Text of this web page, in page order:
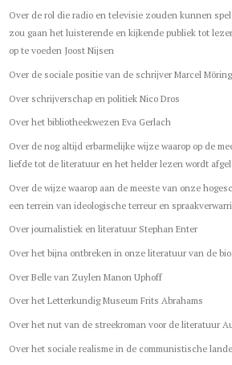
Over de rol die radio en televisie zouden kunnen
zou gaan het luisterende en kijkende publiek tot
op te voeden Joost Nijsen
Over de sociale positie van de schrijver Marcel Möring
Over schrijverschap en politiek Nico Dros
Over het bibliotheekwezen Eva Gerlach
Over de nog altijd erbarmelijke wijze waarop op de
liefde tot de literatuur en het helder lezen wordt
Over de wijze waarop aan de meeste van onze
een terrein van ideologische terreur en
Over journalistiek en literatuur Stephan Enter
Over het bijna ontbreken in onze literatuur van de
Over Belle van Zuylen Manon Uphoff
Over het Letterkundig Museum Frits Abrahams
Over het nut van de streekroman voor de literatuur
Over het sociale realisme in de communistische